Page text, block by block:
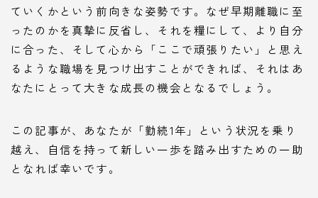
ていくかという前向きな姿勢です。なぜ早期離職に至
ったのかを真摯に反省し、それを糧にして、より自分
に合った、そして心から「ここで頑張りたい」と思え
るような職場を見つけ出すことができれば、それはあ
なたにとって大きな成長の機会となるでしょう。
この記事が、あなたが「勤続1年」という状況を乗り
越え、自信を持って新しい一歩を踏み出すための一助
となれば幸いです。